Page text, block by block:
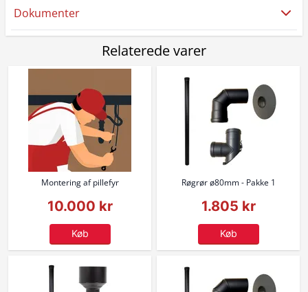
Dokumenter
Relaterede varer
Montering af pillefyr
10.000 kr
Køb
Røgrør ø80mm - Pakke 1
1.805 kr
Køb